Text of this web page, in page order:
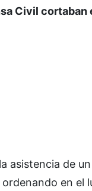
Civil cortaban
asistencia de
en el